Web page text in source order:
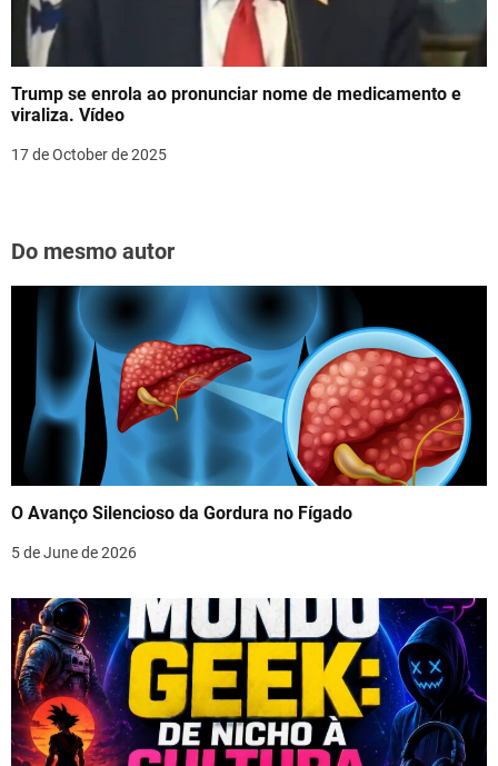
Trump se enrola ao pronunciar nome de medicamento e
viraliza. Vídeo
17 de October de 2025
Do mesmo autor
O Avanço Silencioso da Gordura no Fígado
5 de June de 2026